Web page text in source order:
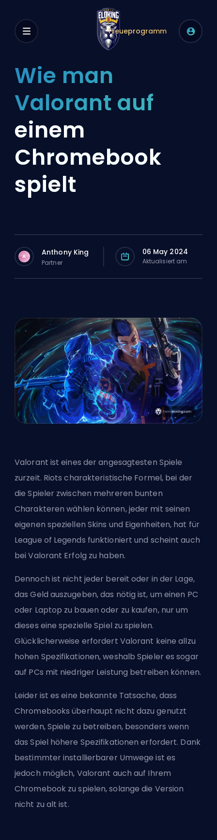
Treueprogramm
Wie man
Valorant auf
einem
Chromebook
spielt
A Anthony King
Partner
06 May 2024
Aktualisiert am
Valorant ist eines der angesagtesten Spiele
zurzeit. Riots charakteristische Formel, bei der
die Spieler zwischen mehreren bunten
Charakteren wählen können, jeder mit seinen
eigenen speziellen Skins und Eigenheiten, hat für
League of Legends funktioniert und scheint auch
bei Valorant Erfolg zu haben.
Dennoch ist nicht jeder bereit oder in der Lage,
das Geld auszugeben, das nötig ist, um einen PC
oder Laptop zu bauen oder zu kaufen, nur um
dieses eine spezielle Spiel zu spielen.
Glücklicherweise erfordert Valorant keine allzu
hohen Spezifikationen, weshalb Spieler es sogar
auf PCs mit niedriger Leistung betreiben können.
Leider ist es eine bekannte Tatsache, dass
Chromebooks überhaupt nicht dazu genutzt
werden, Spiele zu betreiben, besonders wenn
das Spiel höhere Spezifikationen erfordert. Dank
bestimmter installierbarer Umwege ist es
jedoch möglich, Valorant auch auf Ihrem
Chromebook zu spielen, solange die Version
nicht zu alt ist.